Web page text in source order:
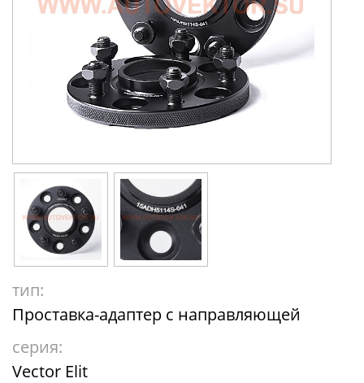
тип:
Проставка-адаптер с направляющей
серия:
Vector Elit